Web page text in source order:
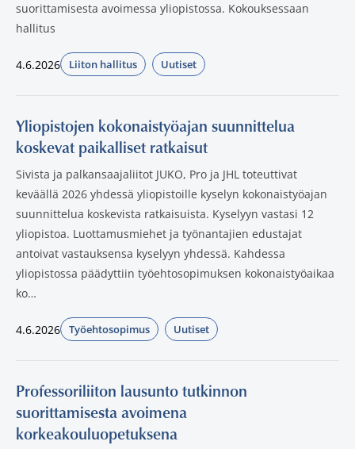
suorittamisesta avoimessa yliopistossa. Kokouksessaan
hallitus
Julkaistut:
4.6.2026 Liiton hallitus Uutiset
Yliopistojen kokonaistyöajan suunnittelua
koskevat paikalliset ratkaisut
Sivista ja palkansaajaliitot JUKO, Pro ja JHL toteuttivat
keväällä 2026 yhdessä yliopistoille kyselyn kokonaistyöajan
suunnittelua koskevista ratkaisuista. Kyselyyn vastasi 12
yliopistoa. Luottamusmiehet ja työnantajien edustajat
antoivat vastauksensa kyselyyn yhdessä. Kahdessa
yliopistossa päädyttiin työehtosopimuksen kokonaistyöaikaa
ko…
Julkaistut:
4.6.2026 Työehtosopimus Uutiset
Professoriliiton lausunto tutkinnon
suorittamisesta avoimena
korkeakouluopetuksena